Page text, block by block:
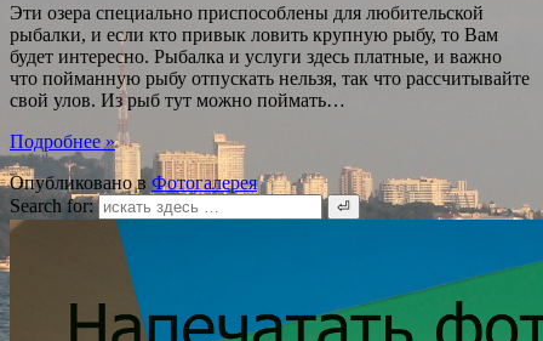
Эти озера специально приспособлены для любительской
рыбалки, и если кто привык ловить крупную рыбу, то Вам
будет интересно. Рыбалка и услуги здесь платные, и важно
что пойманную рыбу отпускать нельзя, так что рассчитывайте
свой улов. Из рыб тут можно поймать…
Подробнее »
Опубликовано в Фотогалерея
Search for: